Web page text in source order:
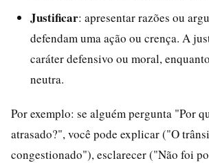
Justificar: apresentar razões ou
defendam uma ação ou crença. A
caráter defensivo ou moral,
neutra.
Por exemplo: se alguém pergunta "Por
atrasado?", você pode explicar ("O
congestionado"), esclarecer ("Não foi